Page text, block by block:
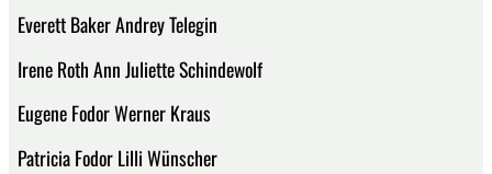
Everett Baker Andrey Telegin
Irene Roth Ann Juliette Schindewolf
Eugene Fodor Werner Kraus
Patricia Fodor Lilli Wünscher